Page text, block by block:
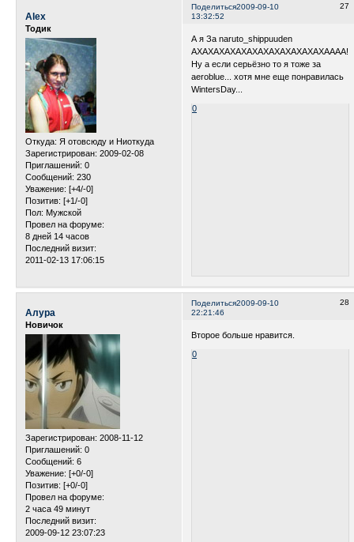
Поделиться 27
2009-09-10
13:32:52
Alex
Тодик
Откуда: Я отовсюду и Ниоткуда
Зарегистрирован: 2009-02-08
Приглашений: 0
Сообщений: 230
Уважение: [+4/-0]
Позитив: [+1/-0]
Пол: Мужской
Провел на форуме:
8 дней 14 часов
Последний визит:
2011-02-13 17:06:15
А я За naruto_shippuuden
АХАХАХАХАХАХАХАХАХАХАХАХАААА!!!
Ну а если серьёзно то я тоже за
aeroblue... хотя мне еще понравилась
WintersDay...
0
Поделиться 28
2009-09-10
22:21:46
Алура
Новичок
Зарегистрирован: 2008-11-12
Приглашений: 0
Сообщений: 6
Уважение: [+0/-0]
Позитив: [+0/-0]
Провел на форуме:
2 часа 49 минут
Последний визит:
2009-09-12 23:07:23
Второе больше нравится.
0